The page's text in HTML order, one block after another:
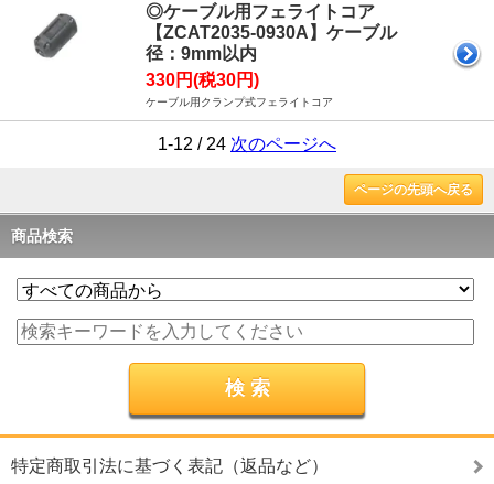
◎ケーブル用フェライトコア
【ZCAT2035-0930A】ケーブル
径：9mm以内
330円(税30円)
ケーブル用クランプ式フェライトコア
1-12 / 24 次のページへ
ページの先頭へ戻る
商品検索
特定商取引法に基づく表記（返品など）